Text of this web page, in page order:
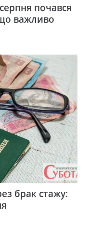
почався
важливо
брак стажу: